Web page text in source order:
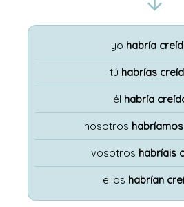
yo habría
tú habrías
él habría
nosotros
vosotros habríais
ellos habrían